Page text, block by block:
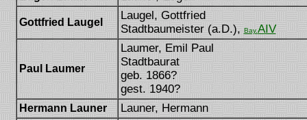
Gottfried Laugel
Laugel, Gottfried
Stadtbaumeister (a.D.), Bay.AIV
Paul Laumer
Laumer, Emil Paul
Stadtbaurat
geb. 1866?
gest. 1940?
Hermann Launer Launer, Hermann